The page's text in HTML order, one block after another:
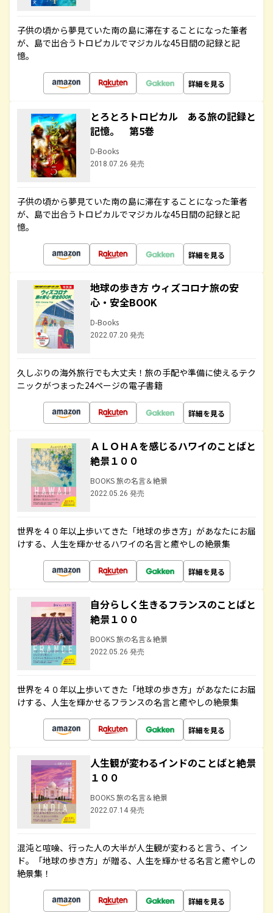
子供の頃から夢見ていた南の島に滞在することになった筆者
が、島で出合うトロピカルでマジカルな45日間の記録と記
憶。
詳細を見る
とろとろトロピカル ある旅の記録と
記憶。 第5巻
D-Books
2018.07.26 発売
子供の頃から夢見ていた南の島に滞在することになった筆者
が、島で出合うトロピカルでマジカルな45日間の記録と記
憶。
詳細を見る
地球の歩き方 ウィズコロナ旅の安
心・安全BOOK
D-Books
2022.07.20 発売
久しぶりの海外旅行でも大丈夫！旅の手配や準備に使えるテク
ニックがつまった24ページの電子書籍
詳細を見る
ＡＬＯＨＡを感じるハワイのことばと
絶景１００
BOOKS 旅の名言＆絶景
2022.05.26 発売
世界を４０年以上歩いてきた「地球の歩き方」があなたにお届
けする、人生を輝かせるハワイの名言と癒やしの絶景集
詳細を見る
自分らしく生きるフランスのことばと
絶景１００
BOOKS 旅の名言＆絶景
2022.05.26 発売
世界を４０年以上歩いてきた「地球の歩き方」があなたにお届
けする、人生を輝かせるフランスの名言と癒やしの絶景集
詳細を見る
人生観が変わるインドのことばと絶景
１００
BOOKS 旅の名言＆絶景
2022.07.14 発売
混沌と喧噪、行った人の大半が人生観が変わると言う、イン
ド。「地球の歩き方」が贈る、人生を輝かせる名言と癒やしの
絶景集！
詳細を見る